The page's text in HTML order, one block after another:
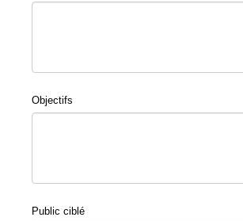
Objectifs
Public ciblé